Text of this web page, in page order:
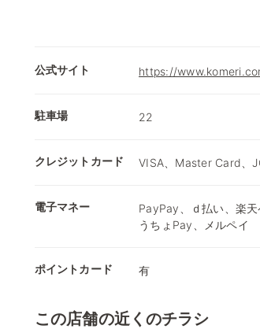
公式サイト https://
駐車場 22
クレジットカード VISA、Master Card、
電子マネー
PayPay、ｄ払い、楽
うちょPay、メルペイ
ポイントカード 有
この店舗の近くのチラシ